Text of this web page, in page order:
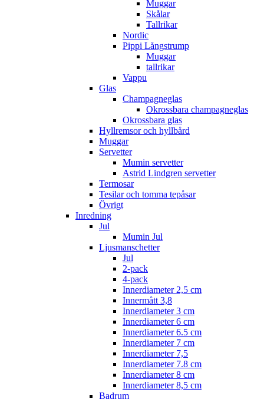
Muggar
Skålar
Tallrikar
Nordic
Pippi Långstrump
Muggar
tallrikar
Vappu
Glas
Champagneglas
Okrossbara champagneglas
Okrossbara glas
Hyllremsor och hyllbård
Muggar
Servetter
Mumin servetter
Astrid Lindgren servetter
Termosar
Tesilar och tomma tepåsar
Övrigt
Inredning
Jul
Mumin Jul
Ljusmanschetter
Jul
2-pack
4-pack
Innerdiameter 2,5 cm
Innermått 3,8
Innerdiameter 3 cm
Innerdiameter 6 cm
Innerdiameter 6.5 cm
Innerdiameter 7 cm
Innerdiameter 7,5
Innerdiameter 7.8 cm
Innerdiameter 8 cm
Innerdiameter 8,5 cm
Badrum